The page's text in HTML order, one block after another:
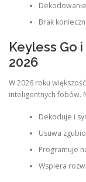
Brak
Keyless Go
2026
W 2026 roku
inteligentnych fobów.
Dekoduje i
Usuwa
Programuje
Wspiera